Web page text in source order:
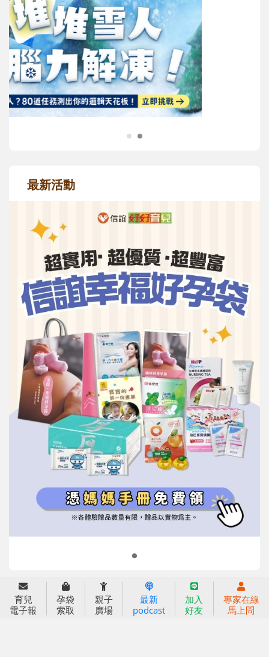
最新活動
信誼基金會
2022信誼年度報告
2023信誼年度報告
2024信誼年度報告
育兒服務
好好育兒
好孕袋
附設幼兒園
小袋鼠幼師網
育兒
電子報
孕袋
索取
親子
廣場
最新
podcast
加入
好友
專家在線
馬上問